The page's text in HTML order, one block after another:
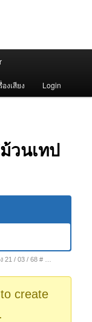
งเสียง Login
วนเทป
21 / 03 / 68 # …
create